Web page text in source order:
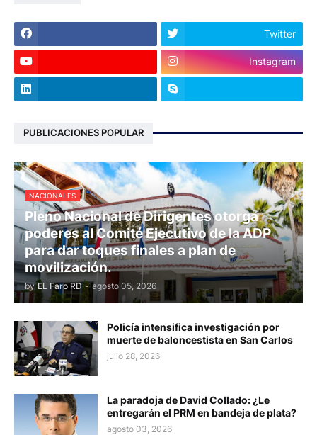
Twitter
Instagram
PUBLICACIONES POPULAR
NACIONALES
Pleno Nacional de Dirigentes otorga
poderes al Comité Ejecutivo de la ADP
para dar toques finales a plan de
movilización.
by EL Faro RD - agosto 05, 2026
Policía intensifica investigación por
muerte de baloncestista en San Carlos
julio 28, 2026
La paradoja de David Collado: ¿Le
entregarán el PRM en bandeja de plata?
agosto 03, 2026